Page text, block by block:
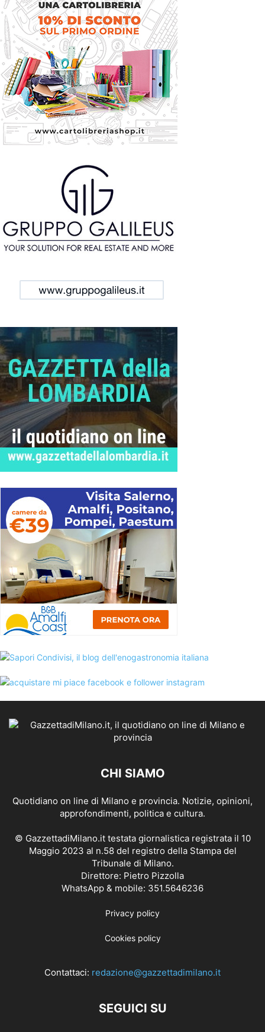
CHI SIAMO
Quotidiano on line di Milano e provincia. Notizie, opinioni,
approfondimenti, politica e cultura.
© GazzettadiMilano.it testata giornalistica registrata il 10
Maggio 2023 al n.58 del registro della Stampa del
Tribunale di Milano.
Direttore: Pietro Pizzolla
WhatsApp & mobile: 351.5646236
Privacy policy
Cookies policy
Contattaci: redazione@gazzettadimilano.it
SEGUICI SU